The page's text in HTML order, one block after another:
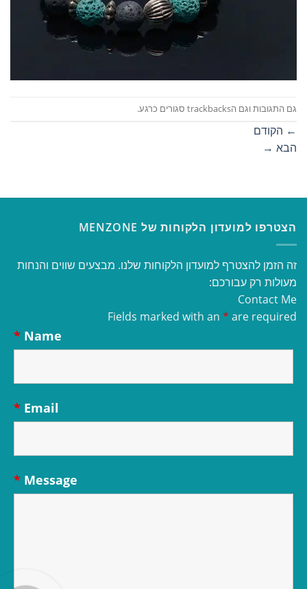
גם התגובות וגם הtrackbacks סגורים כרגע.
← הקודם
הבא →
הצטרפו למועדון הלקוחות של MENZONE
זה הזמן להצטרף למועדון הלקוחות שלנו. מבצעים שווים והנחות
מעולות רק עבורכם:
Contact Me
Fields marked with an * are required
Name
*
Email
*
Message
*